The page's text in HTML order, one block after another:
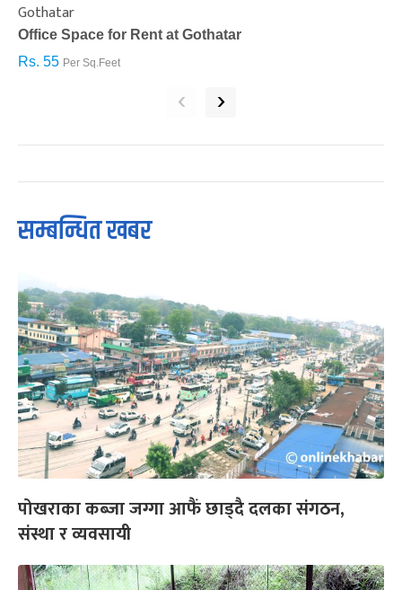
Gothatar
Office Space for Rent at Gothatar
Rs. 55 Per Sq.Feet
‹ ›
सम्बन्धित खबर
पोखराका कब्जा जग्गा आफैं छाड्दै दलका संगठन,
संस्था र व्यवसायी